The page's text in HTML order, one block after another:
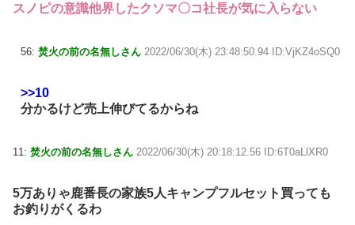
スノピの意識他界したクソマ〇コ社長が気に入らない
56: 焚火の前の名無しさん 2022/06/30(木) 23:48:50.94 ID:VjKZ4oSQ0
>>10
分かるけど売上伸びてるからね
11: 焚火の前の名無しさん 2022/06/30(木) 20:18:12.56 ID:6T0aLlXR0
5万ありゃ鹿番長の家族5人キャンプフルセット買っても
お釣りがくるわ